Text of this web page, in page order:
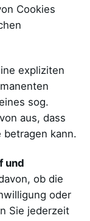
Cookies
expliziten
sog.
aus, dass
betragen kann.
und
ob die
oder
Sie jederzeit